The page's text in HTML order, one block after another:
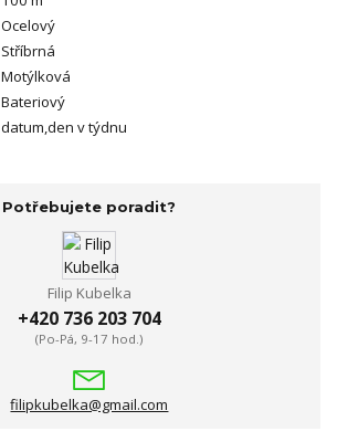
Ocelový
Stříbrná
Motýlková
Bateriový
datum,den v týdnu
Potřebujete poradit?
Filip Kubelka
+420 736 203 704
(Po-Pá, 9-17 hod.)
filipkubelka@gmail.com